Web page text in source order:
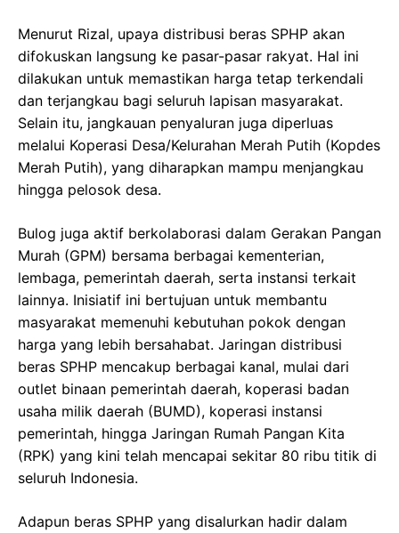
Menurut Rizal, upaya distribusi beras SPHP akan
difokuskan langsung ke pasar-pasar rakyat. Hal ini
dilakukan untuk memastikan harga tetap terkendali
dan terjangkau bagi seluruh lapisan masyarakat.
Selain itu, jangkauan penyaluran juga diperluas
melalui Koperasi Desa/Kelurahan Merah Putih (Kopdes
Merah Putih), yang diharapkan mampu menjangkau
hingga pelosok desa.
Bulog juga aktif berkolaborasi dalam Gerakan Pangan
Murah (GPM) bersama berbagai kementerian,
lembaga, pemerintah daerah, serta instansi terkait
lainnya. Inisiatif ini bertujuan untuk membantu
masyarakat memenuhi kebutuhan pokok dengan
harga yang lebih bersahabat. Jaringan distribusi
beras SPHP mencakup berbagai kanal, mulai dari
outlet binaan pemerintah daerah, koperasi badan
usaha milik daerah (BUMD), koperasi instansi
pemerintah, hingga Jaringan Rumah Pangan Kita
(RPK) yang kini telah mencapai sekitar 80 ribu titik di
seluruh Indonesia.
Adapun beras SPHP yang disalurkan hadir dalam